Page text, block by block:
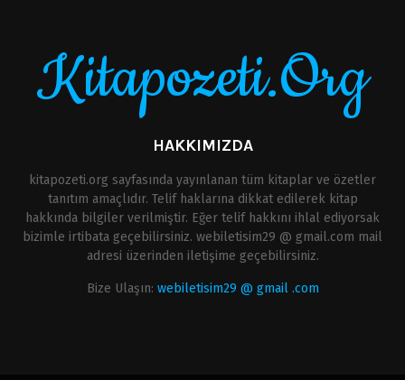
Kitapozeti.Org
HAKKIMIZDA
kitapozeti.org sayfasında yayınlanan tüm kitaplar ve özetler
tanıtım amaçlıdır. Telif haklarına dikkat edilerek kitap
hakkında bilgiler verilmiştir. Eğer telif hakkını ihlal ediyorsak
bizimle irtibata geçebilirsiniz. webiletisim29 @ gmail.com mail
adresi üzerinden iletişime geçebilirsiniz.
Bize Ulaşın: webiletisim29 @ gmail .com